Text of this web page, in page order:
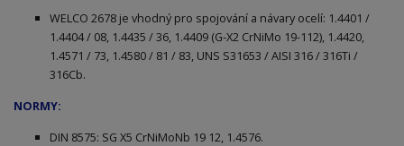
WELCO 2678 je vhodný pro spojování a návary ocelí: 1.4401 /
1.4404 / 08, 1.4435 / 36, 1.4409 (G-X2 CrNiMo 19-112), 1.4420,
1.4571 / 73, 1.4580 / 81 / 83, UNS S31653 / AISI 316 / 316Ti /
316Cb.
NORMY:
DIN 8575: SG X5 CrNiMoNb 19 12, 1.4576.